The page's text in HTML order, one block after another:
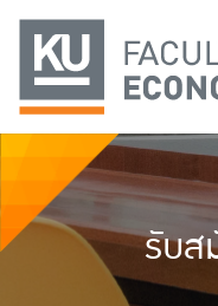
รับส